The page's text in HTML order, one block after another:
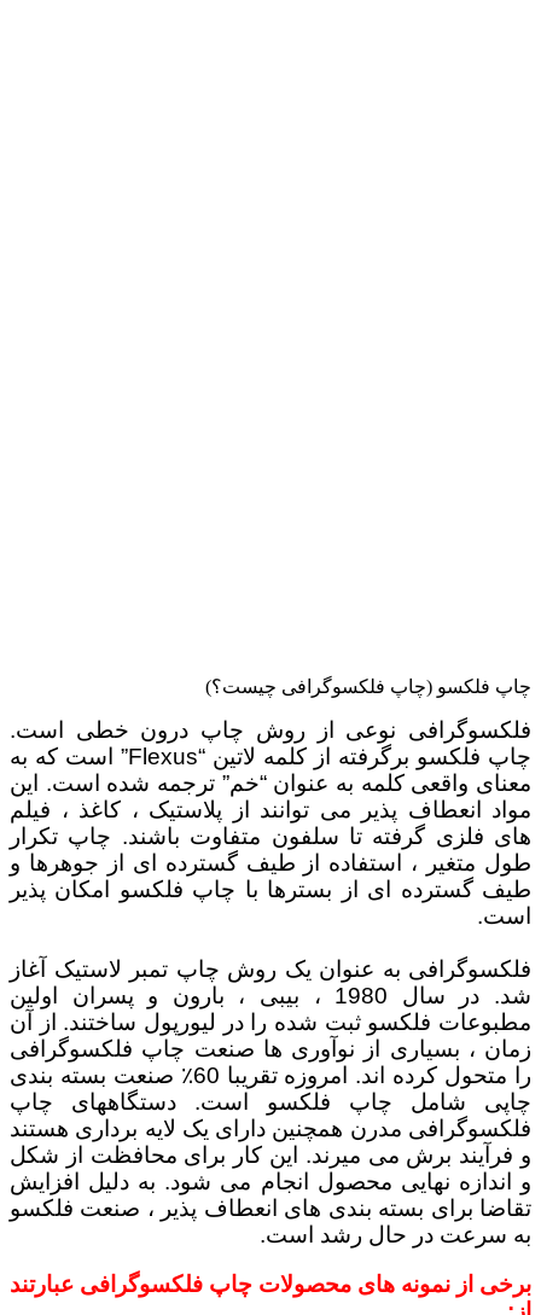
چاپ فلکسو (چاپ فلکسوگرافی چیست؟)
فلکسوگرافی نوعی از روش چاپ درون خطی است.
چاپ فلکسو برگرفته از کلمه لاتین “Flexus” است که به
معنای واقعی کلمه به عنوان “خم” ترجمه شده است. این
مواد انعطاف پذیر می توانند از پلاستیک ، کاغذ ، فیلم
های فلزی گرفته تا سلفون متفاوت باشند. چاپ تکرار
طول متغیر ، استفاده از طیف گسترده ای از جوهرها و
طیف گسترده ای از بسترها با چاپ فلکسو امکان پذیر
است.
فلکسوگرافی به عنوان یک روش چاپ تمبر لاستیک آغاز
شد. در سال 1980 ، بیبی ، بارون و پسران اولین
مطبوعات فلكسو ثبت شده را در لیورپول ساختند. از آن
زمان ، بسیاری از نوآوری ها صنعت چاپ فلكسوگرافی
را متحول كرده اند. امروزه تقریبا 60٪ صنعت بسته بندی
چاپی شامل چاپ فلكسو است. دستگاههای چاپ
فلکسوگرافی مدرن همچنین دارای یک لایه برداری هستند
و فرآیند برش می میرند. این کار برای محافظت از شکل
و اندازه نهایی محصول انجام می شود. به دلیل افزایش
تقاضا برای بسته بندی های انعطاف پذیر ، صنعت فلکسو
به سرعت در حال رشد است.
برخی از نمونه های محصولات چاپ فلکسوگرافی عبارتند